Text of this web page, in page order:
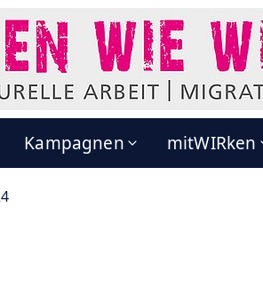
Kampagnen mitWIRken